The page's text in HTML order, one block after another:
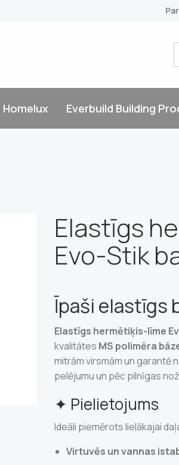
Homelux Everbuild Building
Elastīgs
Evo-Stik
Īpaši elastīgs
Elastīgs hermētiķis-līme
kvalitātes MS polimēra
mitrām virsmām un garantē
pelējumu un pēc pilnīgas
✦ Pielietojums
Ideāli piemērots lielākajai
Virtuvēs un vannas